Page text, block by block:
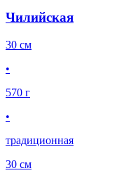
Чилийская
30 см
•
570 г
•
традиционная
30 см